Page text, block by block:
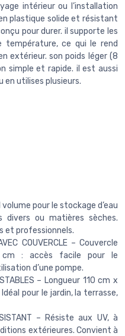
intérieur ou l’installation
plastique solide et résistant
pour durer. il supporte les
température, ce qui le rend
extérieur. son poids léger (8
simple et rapide. il est aussi
en utilises plusieurs.
volume pour le stockage d’eau
divers ou matières sèches.
et professionnels.
COUVERCLE – Couvercle
: accès facile pour le
d’une pompe.
STABLES – Longueur 110 cm x
pour le jardin, la terrasse,
– Résiste aux UV, à
extérieures. Convient à